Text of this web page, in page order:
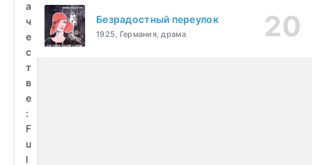
а
ч
е
с
т
в
е
:
F
u
l
Безрадостный переулок
1925, Германия, драма